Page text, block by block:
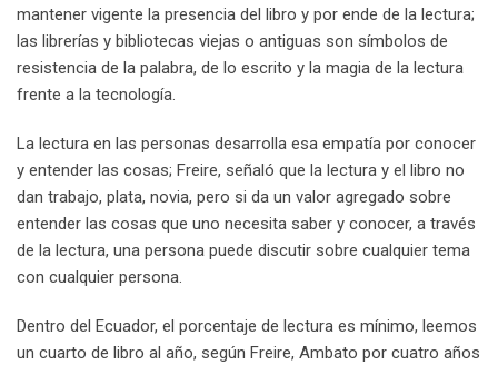
mantener vigente la presencia del libro y por ende de la lectura;
las librerías y bibliotecas viejas o antiguas son símbolos de
resistencia de la palabra, de lo escrito y la magia de la lectura
frente a la tecnología.
La lectura en las personas desarrolla esa empatía por conocer
y entender las cosas; Freire, señaló que la lectura y el libro no
dan trabajo, plata, novia, pero si da un valor agregado sobre
entender las cosas que uno necesita saber y conocer, a través
de la lectura, una persona puede discutir sobre cualquier tema
con cualquier persona.
Dentro del Ecuador, el porcentaje de lectura es mínimo, leemos
un cuarto de libro al año, según Freire, Ambato por cuatro años